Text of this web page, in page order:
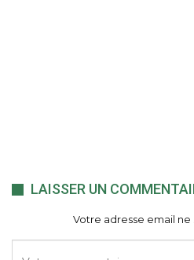
LAISSER UN
Votre adresse email ne